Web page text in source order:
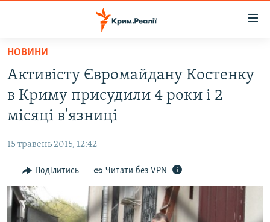
Перейти
основного
матеріалу
Перейти
до
основної
навігації
Перейти
до
пошуку
ВІДЕО ТА ФОТО
БЛОГИ
ПОГЛЯД
ІНТЕРВ'Ю
ВСЕ ЗА ДЕНЬ
НОВИНИ
Активісту Євромайдану Костенку
в Криму присудили 4 роки і 2
місяці в'язниці
15 травень 2015, 12:42
Поділитись Читати без VPN